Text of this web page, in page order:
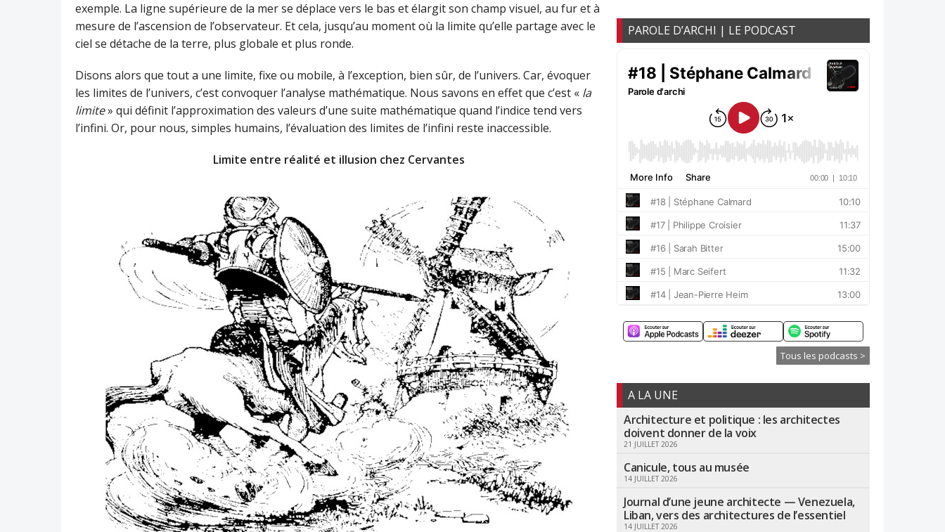
exemple. La ligne supérieure de la mer se déplace vers le bas et élargit son champ visuel, au fur et à
mesure de l’ascension de l’observateur. Et cela, jusqu’au moment où la limite qu’elle partage avec le
ciel se détache de la terre, plus globale et plus ronde.
Disons alors que tout a une limite, fixe ou mobile, à l’exception, bien sûr, de l’univers. Car, évoquer
les limites de l’univers, c’est convoquer l’analyse mathématique. Nous savons en effet que c’est « la
limite» qui définit l’approximation des valeurs d’une suite mathématique quand l’indice tend vers
l’infini. Or, pour nous, simples humains, l’évaluation des limites de l’infini reste inaccessible.
Limite entre réalité et illusion chez Cervantes
PAROLE D’ARCHI | LE PODCAST
Tous les podcasts >
A LA UNE
Architecture et politique : les architectes
doivent donner de la voix
21 JUILLET 2026
Canicule, tous au musée
14 JUILLET 2026
Journal d’une jeune architecte — Venezuela,
Liban, vers des architectures de l’essentiel
14 JUILLET 2026